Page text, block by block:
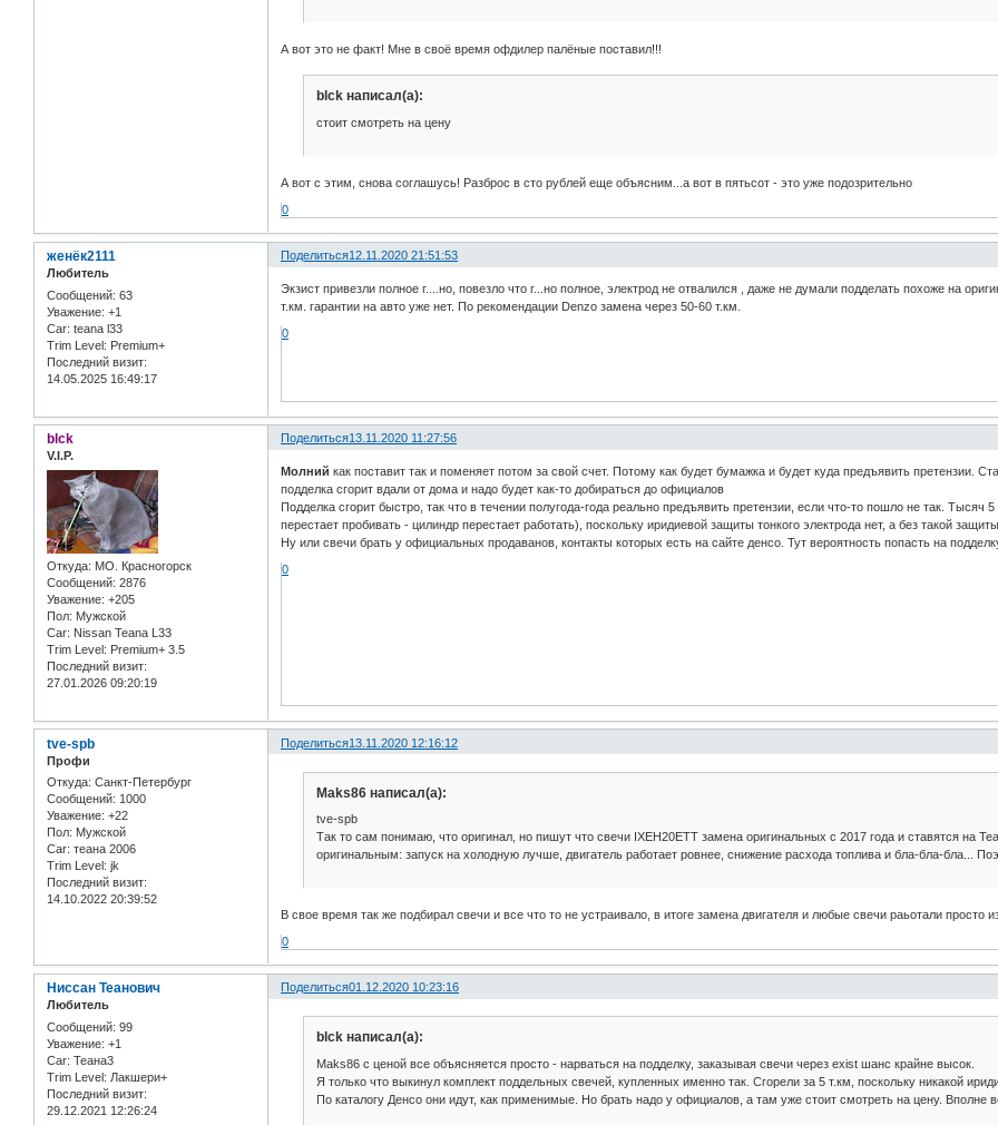
А вот это не факт! Мне в своё время офдилер палёные поставил!!!
blck написал(а):
стоит смотреть на цену
А вот с этим, снова соглашусь! Разброс в сто рублей еще объясним...а вот в пятьсот - это уже подозрительно
0
Поделиться12.11.2020 21:51:53
женёк2111
Любитель
Сообщений: 63
Уважение: +1
Car: teana l33
Trim Level: Premium+
Последний визит:
14.05.2025 16:49:17
Экзист привезли полное г....но, повезло что г...но полное, электрод не отвалился , даже не думали подделать похоже на
т.км. гарантии на авто уже нет. По рекомендации Denzo замена через 50-60 т.км.
0
Поделиться13.11.2020 11:27:56
blck
V.I.P.
Откуда: МО. Красногорск
Сообщений: 2876
Уважение: +205
Пол: Мужской
Car: Nissan Teana L33
Trim Level: Premium+ 3.5
Последний визит:
27.01.2026 09:20:19
Молний как поставит так и поменяет потом за свой счет. Потому как будет бумажка и будет куда предъявить претензии.
подделка сгорит вдали от дома и надо будет как-то добираться до официалов
Подделка сгорит быстро, так что в течении полугода-года реально предъявить претензии, если что-то пошло не так.
перестает пробивать - цилиндр перестает работать), поскольку иридиевой защиты тонкого электрода нет, а без такой
Ну или свечи брать у официальных продаванов, контакты которых есть на сайте денсо. Тут вероятность попасть на
0
Поделиться13.11.2020 12:16:12
tve-spb
Профи
Откуда: Санкт-Петербург
Сообщений: 1000
Уважение: +22
Пол: Мужской
Car: теана 2006
Trim Level: jk
Последний визит:
14.10.2022 20:39:52
Maks86 написал(а):
tve-spb
Так то сам понимаю, что оригинал, но пишут что свечи IXEH20ETT замена оригинальных с 2017 года и ставятся на
оригинальным: запуск на холодную лучше, двигатель работает ровнее, снижение расхода топлива и бла-бла-бла...
В свое время так же подбирал свечи и все что то не устраивало, в итоге замена двигателя и любые свечи раьотали
0
Поделиться01.12.2020 10:23:16
Ниссан Теанович
Любитель
Сообщений: 99
Уважение: +1
Car: Теана3
Trim Level: Лакшери+
Последний визит:
29.12.2021 12:26:24
blck написал(а):
Maks86 с ценой все объясняется просто - нарваться на подделку, заказывая свечи через exist шанс крайне высок.
Я только что выкинул комплект поддельных свечей, купленных именно так. Сгорели за 5 т.км, поскольку никакой
По каталогу Денсо они идут, как применимые. Но брать надо у официалов, а там уже стоит смотреть на цену. Вполне